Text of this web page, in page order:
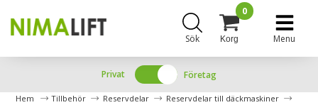
Sök Korg
0
Menu
Privat Företag
Hem Tillbehör Reservdelar
Reservdelar till däckmaskiner